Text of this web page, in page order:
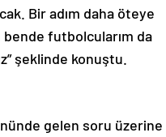
Bir adım daha öteye
bende futbolcularım da
şeklinde konuştu.
gelen soru üzerine